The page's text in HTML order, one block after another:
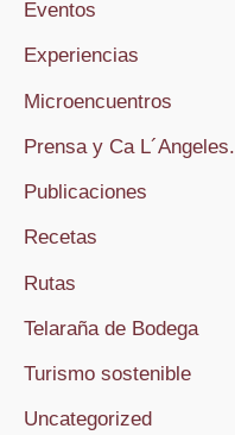
Eventos
Experiencias
Microencuentros
Prensa y Ca L´Angeles.
Publicaciones
Recetas
Rutas
Telaraña de Bodega
Turismo sostenible
Uncategorized